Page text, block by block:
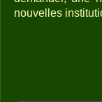
nouvelles